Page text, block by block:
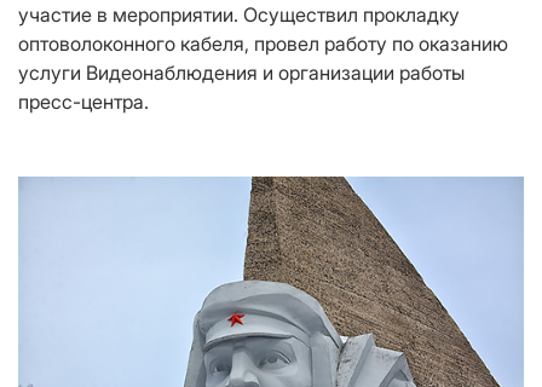
участие в мероприятии. Осуществил прокладку
оптоволоконного кабеля, провел работу по оказанию
услуги Видеонаблюдения и организации работы
пресс-центра.